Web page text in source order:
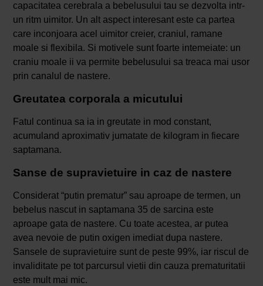
capacitatea cerebrala a bebelusului tau se dezvolta intr-
un ritm uimitor. Un alt aspect interesant este ca partea
care inconjoara acel uimitor creier, craniul, ramane
moale si flexibila. Si motivele sunt foarte intemeiate: un
craniu moale ii va permite bebelusului sa treaca mai usor
prin canalul de nastere.
Greutatea corporala a micutului
Fatul continua sa ia in greutate in mod constant,
acumuland aproximativ jumatate de kilogram in fiecare
saptamana.
Sanse de supravietuire in caz de nastere
Considerat “putin prematur” sau aproape de termen, un
bebelus nascut in saptamana 35 de sarcina este
aproape gata de nastere. Cu toate acestea, ar putea
avea nevoie de putin oxigen imediat dupa nastere.
Sansele de supravietuire sunt de peste 99%, iar riscul de
invaliditate pe tot parcursul vietii din cauza prematuritatii
este mult mai mic.